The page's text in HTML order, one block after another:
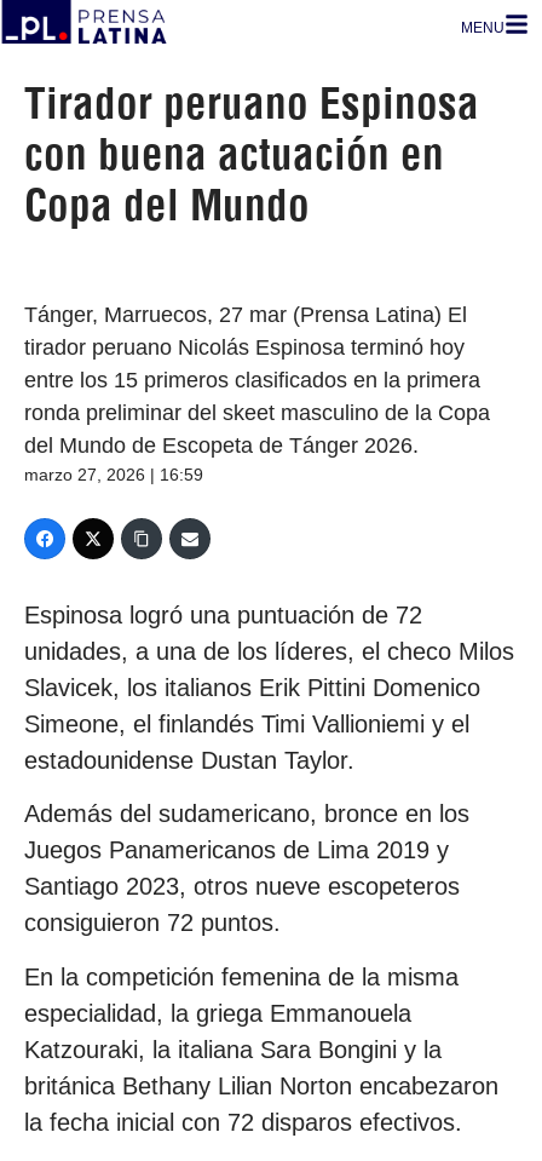
MENU
Tirador peruano Espinosa
con buena actuación en
Copa del Mundo
Tánger, Marruecos, 27 mar (Prensa Latina) El
tirador peruano Nicolás Espinosa terminó hoy
entre los 15 primeros clasificados en la primera
ronda preliminar del skeet masculino de la Copa
del Mundo de Escopeta de Tánger 2026.
marzo 27, 2026 | 16:59
Espinosa logró una puntuación de 72
unidades, a una de los líderes, el checo Milos
Slavicek, los italianos Erik Pittini Domenico
Simeone, el finlandés Timi Vallioniemi y el
estadounidense Dustan Taylor.
Además del sudamericano, bronce en los
Juegos Panamericanos de Lima 2019 y
Santiago 2023, otros nueve escopeteros
consiguieron 72 puntos.
En la competición femenina de la misma
especialidad, la griega Emmanouela
Katzouraki, la italiana Sara Bongini y la
británica Bethany Lilian Norton encabezaron
la fecha inicial con 72 disparos efectivos.